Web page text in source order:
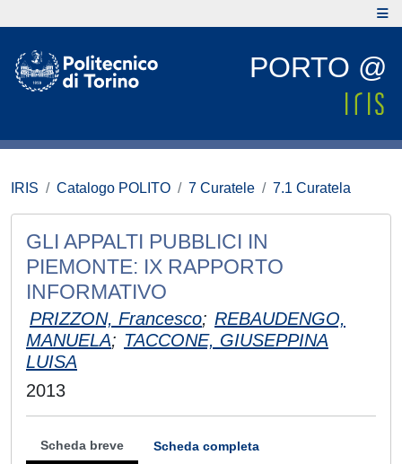
PORTO @
IRIS Catalogo POLITO 7 Curatele 7.1 Curatela
GLI APPALTI PUBBLICI IN
PIEMONTE: IX RAPPORTO
INFORMATIVO
PRIZZON, Francesco; REBAUDENGO,
MANUELA; TACCONE, GIUSEPPINA
LUISA
2013
Scheda breve Scheda completa